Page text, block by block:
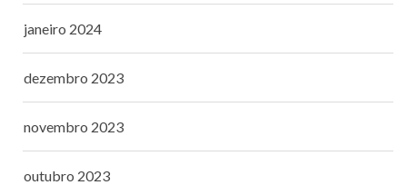
janeiro 2024
dezembro 2023
novembro 2023
outubro 2023